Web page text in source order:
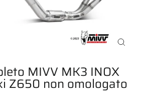
MIVV MK3 INOX
Z650 non omologato